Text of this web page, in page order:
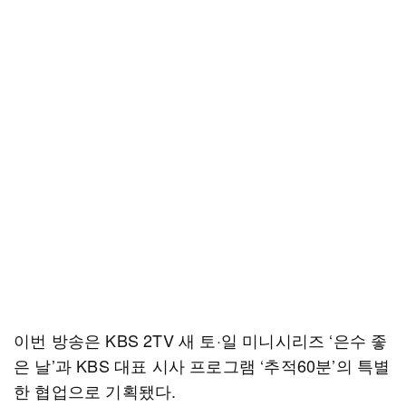
이번 방송은 KBS 2TV 새 토·일 미니시리즈 ‘은수 좋
은 날’과 KBS 대표 시사 프로그램 ‘추적60분’의 특별
한 협업으로 기획됐다.